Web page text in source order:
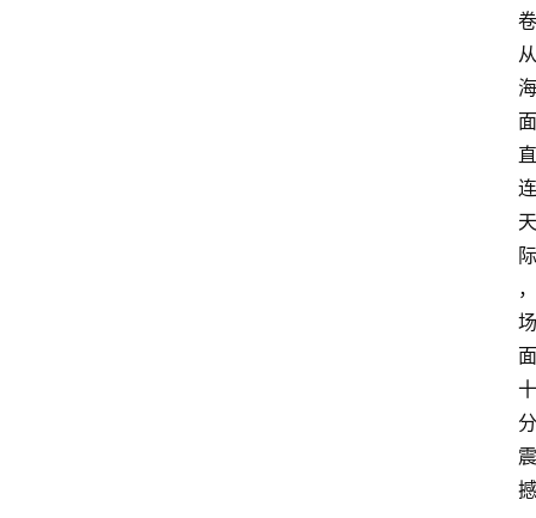
卷
从
海
面
直
连
天
际
，
场
面
十
分
震
撼